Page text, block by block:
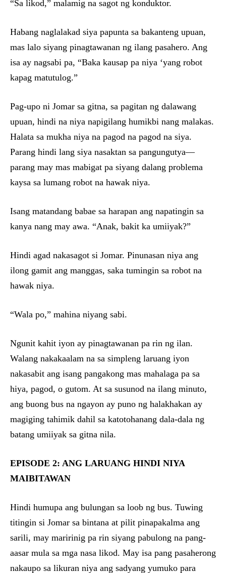
“Sa likod,” malamig na sagot ng konduktor.
Habang naglalakad siya papunta sa bakanteng upuan,
mas lalo siyang pinagtawanan ng ilang pasahero. Ang
isa ay nagsabi pa, “Baka kausap pa niya ‘yang robot
kapag matutulog.”
Pag-upo ni Jomar sa gitna, sa pagitan ng dalawang
upuan, hindi na niya napigilang humikbi nang malakas.
Halata sa mukha niya na pagod na pagod na siya.
Parang hindi lang siya nasaktan sa pangungutya—
parang may mas mabigat pa siyang dalang problema
kaysa sa lumang robot na hawak niya.
Isang matandang babae sa harapan ang napatingin sa
kanya nang may awa. “Anak, bakit ka umiiyak?”
Hindi agad nakasagot si Jomar. Pinunasan niya ang
ilong gamit ang manggas, saka tumingin sa robot na
hawak niya.
“Wala po,” mahina niyang sabi.
Ngunit kahit iyon ay pinagtawanan pa rin ng ilan.
Walang nakakaalam na sa simpleng laruang iyon
nakasabit ang isang pangakong mas mahalaga pa sa
hiya, pagod, o gutom. At sa susunod na ilang minuto,
ang buong bus na ngayon ay puno ng halakhakan ay
magiging tahimik dahil sa katotohanang dala-dala ng
batang umiiyak sa gitna nila.
EPISODE 2: ANG LARUANG HINDI NIYA
MAIBITAWAN
Hindi humupa ang bulungan sa loob ng bus. Tuwing
titingin si Jomar sa bintana at pilit pinapakalma ang
sarili, may maririnig pa rin siyang pabulong na pang-
aasar mula sa mga nasa likod. May isa pang pasaherong
nakaupo sa likuran niya ang sadyang yumuko para